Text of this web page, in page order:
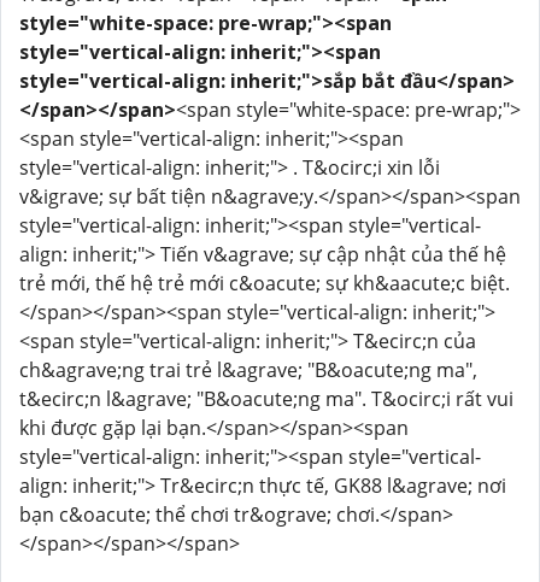
style="white-space: pre-wrap;"><span
style="vertical-align: inherit;"><span
style="vertical-align: inherit;">sắp bắt đầu</span>
</span></span><span style="white-space: pre-wrap;">
<span style="vertical-align: inherit;"><span
style="vertical-align: inherit;"> . T&ocirc;i xin lỗi
v&igrave; sự bất tiện n&agrave;y.</span></span><span
style="vertical-align: inherit;"><span style="vertical-
align: inherit;"> Tiến v&agrave; sự cập nhật của thế hệ
trẻ mới, thế hệ trẻ mới c&oacute; sự kh&aacute;c biệt.
</span></span><span style="vertical-align: inherit;">
<span style="vertical-align: inherit;"> T&ecirc;n của
ch&agrave;ng trai trẻ l&agrave; "B&oacute;ng ma",
t&ecirc;n l&agrave; "B&oacute;ng ma". T&ocirc;i rất vui
khi được gặp lại bạn.</span></span><span
style="vertical-align: inherit;"><span style="vertical-
align: inherit;"> Tr&ecirc;n thực tế, GK88 l&agrave; nơi
bạn c&oacute; thể chơi tr&ograve; chơi.</span>
</span></span></span>